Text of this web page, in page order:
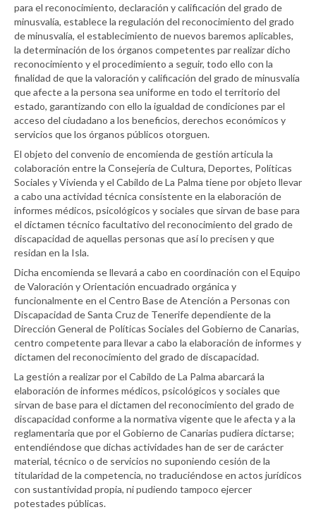
para el reconocimiento, declaración y calificación del grado de
minusvalía, establece la regulación del reconocimiento del grado
de minusvalía, el establecimiento de nuevos baremos aplicables,
la determinación de los órganos competentes par realizar dicho
reconocimiento y el procedimiento a seguir, todo ello con la
finalidad de que la valoración y calificación del grado de minusvalía
que afecte a la persona sea uniforme en todo el territorio del
estado, garantizando con ello la igualdad de condiciones par el
acceso del ciudadano a los beneficios, derechos económicos y
servicios que los órganos públicos otorguen.
El objeto del convenio de encomienda de gestión articula la
colaboración entre la Consejería de Cultura, Deportes, Políticas
Sociales y Vivienda y el Cabildo de La Palma tiene por objeto llevar
a cabo una actividad técnica consistente en la elaboración de
informes médicos, psicológicos y sociales que sirvan de base para
el dictamen técnico facultativo del reconocimiento del grado de
discapacidad de aquellas personas que así lo precisen y que
residan en la Isla.
Dicha encomienda se llevará a cabo en coordinación con el Equipo
de Valoración y Orientación encuadrado orgánica y
funcionalmente en el Centro Base de Atención a Personas con
Discapacidad de Santa Cruz de Tenerife dependiente de la
Dirección General de Políticas Sociales del Gobierno de Canarias,
centro competente para llevar a cabo la elaboración de informes y
dictamen del reconocimiento del grado de discapacidad.
La gestión a realizar por el Cabildo de La Palma abarcará la
elaboración de informes médicos, psicológicos y sociales que
sirvan de base para el dictamen del reconocimiento del grado de
discapacidad conforme a la normativa vigente que le afecta y a la
reglamentaria que por el Gobierno de Canarias pudiera dictarse;
entendiéndose que dichas actividades han de ser de carácter
material, técnico o de servicios no suponiendo cesión de la
titularidad de la competencia, no traduciéndose en actos jurídicos
con sustantividad propia, ni pudiendo tampoco ejercer
potestades públicas.